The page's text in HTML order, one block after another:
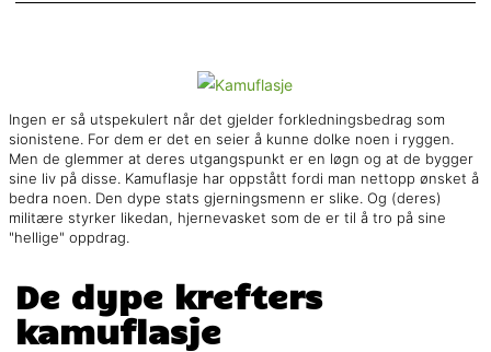
Ingen er så utspekulert når det gjelder forkledningsbedrag som
sionistene. For dem er det en seier å kunne dolke noen i ryggen.
Men de glemmer at deres utgangspunkt er en løgn og at de bygger
sine liv på disse. Kamuflasje har oppstått fordi man nettopp ønsket å
bedra noen. Den dype stats gjerningsmenn er slike. Og (deres)
militære styrker likedan, hjernevasket som de er til å tro på sine
"hellige" oppdrag.
De dype krefters
kamuflasje